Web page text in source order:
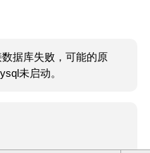
据库失败，可能的原
未启动。